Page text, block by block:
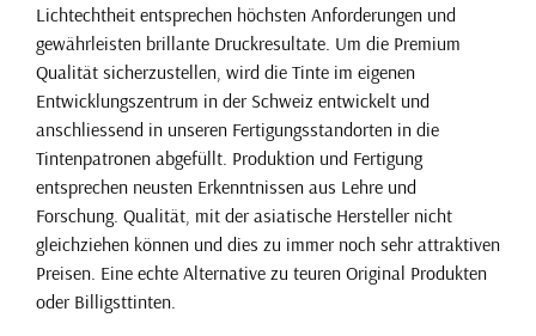
Lichtechtheit entsprechen höchsten Anforderungen und
gewährleisten brillante Druckresultate. Um die Premium
Qualität sicherzustellen, wird die Tinte im eigenen
Entwicklungszentrum in der Schweiz entwickelt und
anschliessend in unseren Fertigungsstandorten in die
Tintenpatronen abgefüllt. Produktion und Fertigung
entsprechen neusten Erkenntnissen aus Lehre und
Forschung. Qualität, mit der asiatische Hersteller nicht
gleichziehen können und dies zu immer noch sehr attraktiven
Preisen. Eine echte Alternative zu teuren Original Produkten
oder Billigsttinten.